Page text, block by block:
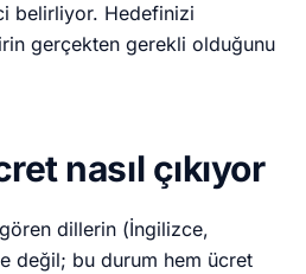
belirliyor. Hedefinizi
gerçekten gerekli olduğunu
nasıl çıkıyor
dillerin (İngilizce,
değil; bu durum hem ücret